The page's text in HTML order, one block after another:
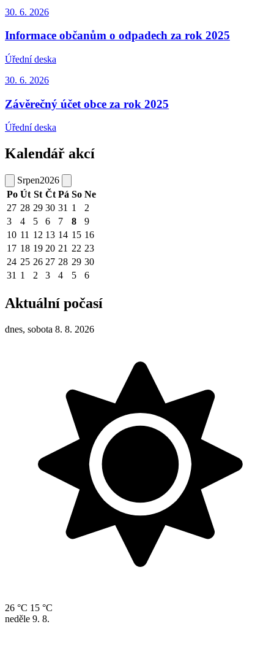
30. 6. 2026
Informace občanům o odpadech za rok 2025
Úřední deska
30. 6. 2026
Závěrečný účet obce za rok 2025
Úřední deska
Kalendář akcí
Srpen2026
Po Út St Čt Pá So Ne
27 28 29 30 31 1
2
3
4 5 6 7 8
9
10 11 12 13 14 15 16
17 18 19 20 21 22 23
24 25 26 27 28 29 30
31 1 2 3 4 5 6
Aktuální počasí
dnes, sobota 8. 8. 2026
26 °C 15 °C
neděle 9. 8.